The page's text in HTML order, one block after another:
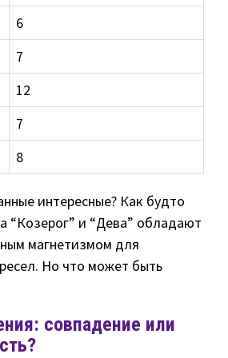
6
7
12
7
8
интересные? Как будто
“Козерог” и “Дева” обладают
магнетизмом для
Но что может быть
совпадение или